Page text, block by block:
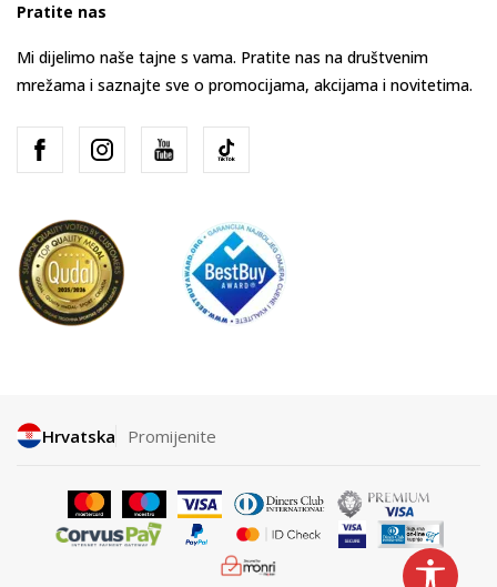
Pratite nas
Mi dijelimo naše tajne s vama. Pratite nas na društvenim
mrežama i saznajte sve o promocijama, akcijama i novitetima.
Hrvatska Promijenite